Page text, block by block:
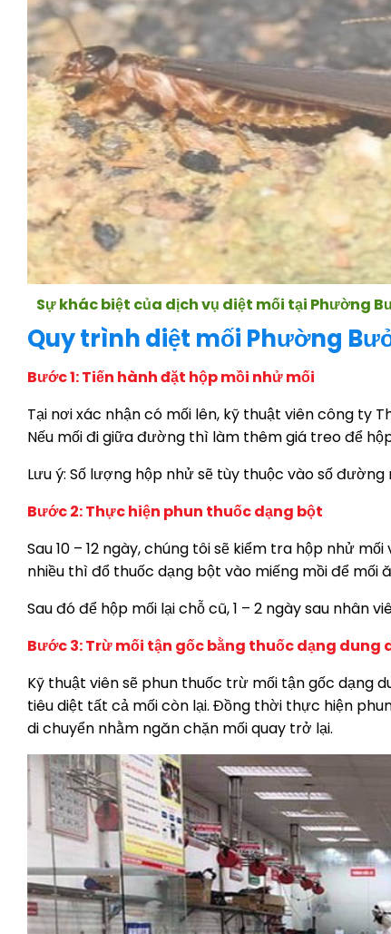
Sự khác biệt của dịch vụ diệt mối tại Phường
Quy trình diệt mối Phường
Bước 1: Tiến hành đặt hộp mồi nhử mối
Tại nơi xác nhận có mối lên, kỹ thuật viên công ty
Nếu mối đi giữa đường thì làm thêm giá treo để
Lưu ý: Số lượng hộp nhử sẽ tùy thuộc vào số
Bước 2: Thực hiện phun thuốc dạng bột
Sau 10 – 12 ngày, chúng tôi sẽ kiểm tra hộp nhử
nhiều thì đổ thuốc dạng bột vào miếng mồi để mối
Sau đó để hộp mối lại chỗ cũ, 1 – 2 ngày sau nhân
Bước 3: Trừ mối tận gốc bằng thuốc dạng dung
Kỹ thuật viên sẽ phun thuốc trừ mối tận gốc dạng
tiêu diệt tất cả mối còn lại. Đồng thời thực hiện
di chuyển nhằm ngăn chặn mối quay trở lại.